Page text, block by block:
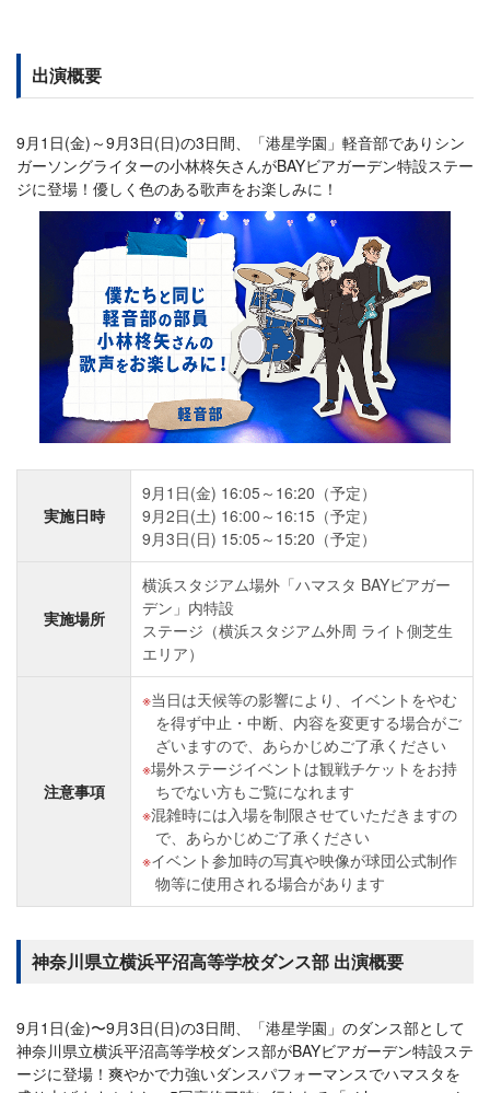
出演概要
9月1日(金)～9月3日(日)の3日間、「港星学園」軽音部でありシン
ガーソングライターの小林柊矢さんがBAYビアガーデン特設ステー
ジに登場！優しく色のある歌声をお楽しみに！
実施日時
9月1日(金) 16:05～16:20（予定）
9月2日(土) 16:00～16:15（予定）
9月3日(日) 15:05～15:20（予定）
実施場所
横浜スタジアム場外「ハマスタ BAYビアガー
デン」内特設
ステージ（横浜スタジアム外周 ライト側芝生
エリア）
注意事項
当日は天候等の影響により、イベントをやむ
を得ず中止・中断、内容を変更する場合がご
ざいますので、あらかじめご了承ください
場外ステージイベントは観戦チケットをお持
ちでない方もご覧になれます
混雑時には入場を制限させていただきますの
で、あらかじめご了承ください
イベント参加時の写真や映像が球団公式制作
物等に使用される場合があります
神奈川県立横浜平沼高等学校ダンス部 出演概要
9月1日(金)〜9月3日(日)の3日間、「港星学園」のダンス部として
神奈川県立横浜平沼高等学校ダンス部がBAYビアガーデン特設ステ
ージに登場！爽やかで力強いダンスパフォーマンスでハマスタを